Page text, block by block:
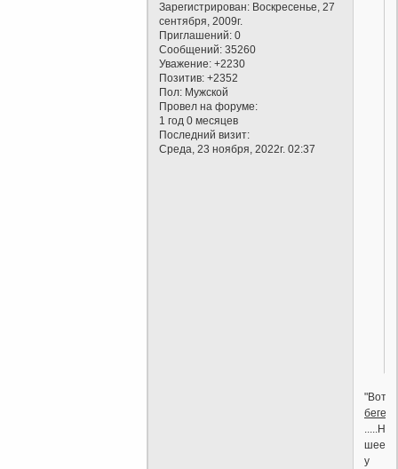
Зарегистрирован: Воскресенье, 27
сентября, 2009г.
Приглашений: 0
Сообщений: 35260
Уважение: +2230
Позитив: +2352
Пол: Мужской
Провел на форуме:
1 год 0 месяцев
Последний визит:
Среда, 23 ноября, 2022г. 02:37
"Вот
.....На
шее
у